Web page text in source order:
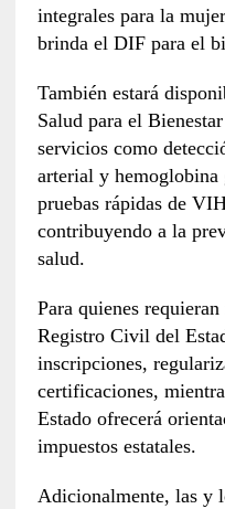
integrales para la
brinda el DIF para el
También estará
Salud para el
servicios como
arterial y
pruebas rápidas de
contribuyendo a la
salud.
Para quienes
Registro Civil del
inscripciones,
certificaciones,
Estado ofrecerá
impuestos estatales.
Adicionalmente, las y